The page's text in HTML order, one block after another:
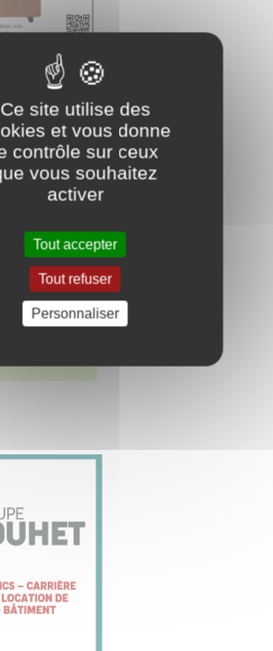
Ce site utilise des
et vous donne
contrôle sur ceux
vous souhaitez
activer
Tout accepter
Tout refuser
Personnaliser